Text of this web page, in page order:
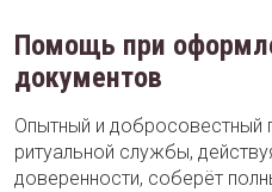
Помощь при
документов
Опытный и добросовестный
ритуальной службы,
доверенности, соберёт